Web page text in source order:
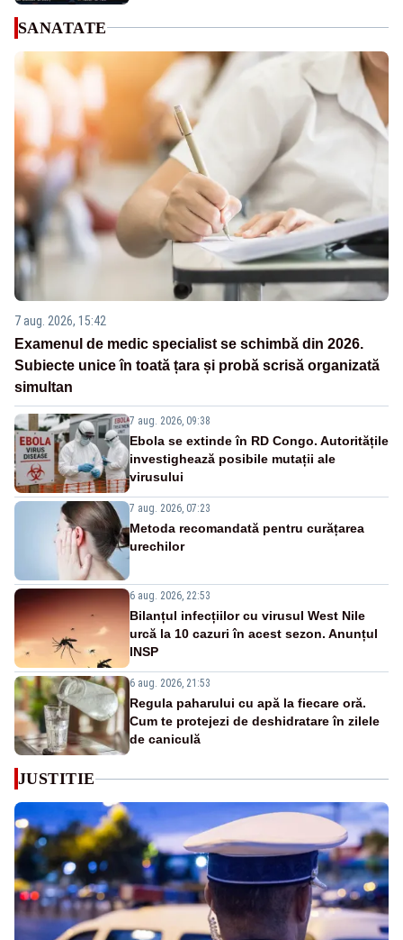
SANATATE
7 aug. 2026, 15:42
Examenul de medic specialist se schimbă din 2026.
Subiecte unice în toată țara și probă scrisă organizată
simultan
7 aug. 2026, 09:38
Ebola se extinde în RD Congo. Autoritățile
investighează posibile mutații ale
virusului
7 aug. 2026, 07:23
Metoda recomandată pentru curățarea
urechilor
6 aug. 2026, 22:53
Bilanțul infecțiilor cu virusul West Nile
urcă la 10 cazuri în acest sezon. Anunțul
INSP
6 aug. 2026, 21:53
Regula paharului cu apă la fiecare oră.
Cum te protejezi de deshidratare în zilele
de caniculă
JUSTITIE